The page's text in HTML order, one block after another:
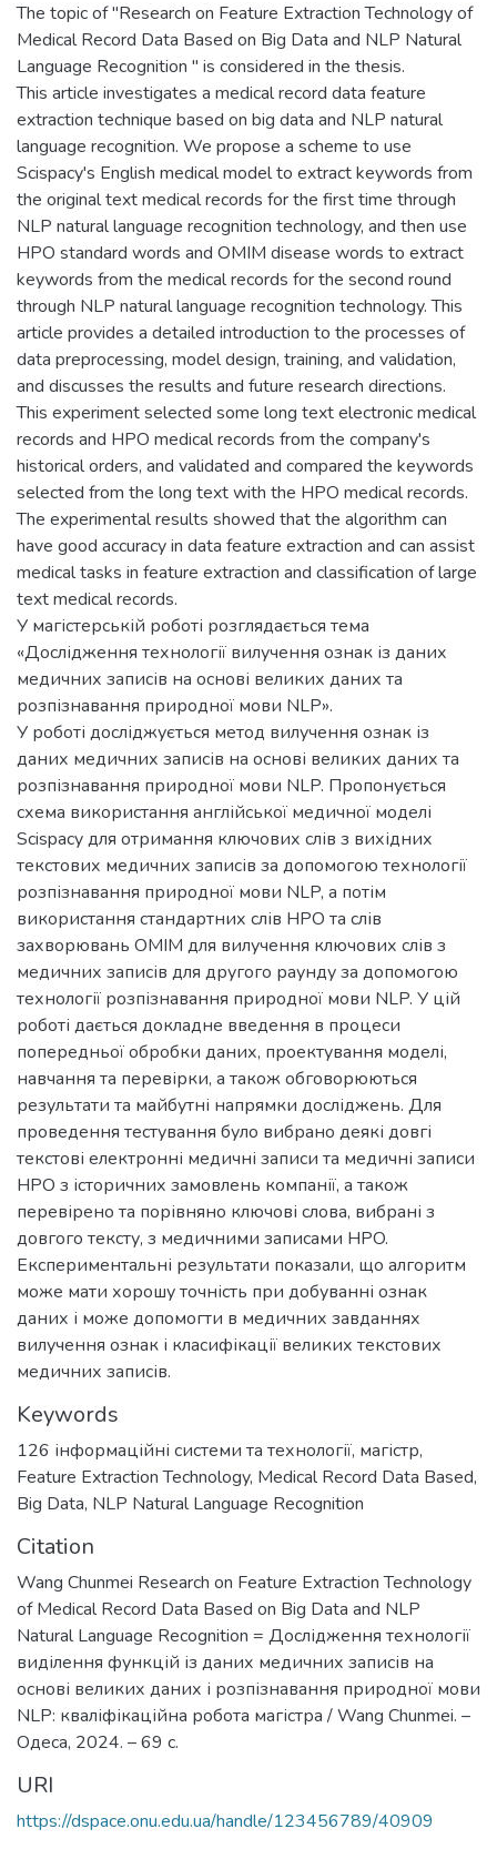
The topic of "Research on Feature Extraction Technology of
Medical Record Data Based on Big Data and NLP Natural
Language Recognition " is considered in the thesis.
This article investigates a medical record data feature
extraction technique based on big data and NLP natural
language recognition. We propose a scheme to use
Scispacy's English medical model to extract keywords from
the original text medical records for the first time through
NLP natural language recognition technology, and then use
HPO standard words and OMIM disease words to extract
keywords from the medical records for the second round
through NLP natural language recognition technology. This
article provides a detailed introduction to the processes of
data preprocessing, model design, training, and validation,
and discusses the results and future research directions.
This experiment selected some long text electronic medical
records and HPO medical records from the company's
historical orders, and validated and compared the keywords
selected from the long text with the HPO medical records.
The experimental results showed that the algorithm can
have good accuracy in data feature extraction and can assist
medical tasks in feature extraction and classification of large
text medical records.
У магістерській роботі розглядається тема
«Дослідження технології вилучення ознак із даних
медичних записів на основі великих даних та
розпізнавання природної мови NLP».
У роботі досліджується метод вилучення ознак із
даних медичних записів на основі великих даних та
розпізнавання природної мови NLP. Пропонується
схема використання англійської медичної моделі
Scispacy для отримання ключових слів з вихідних
текстових медичних записів за допомогою технології
розпізнавання природної мови NLP, а потім
використання стандартних слів HPO та слів
захворювань OMIM для вилучення ключових слів з
медичних записів для другого раунду за допомогою
технології розпізнавання природної мови NLP. У цій
роботі дається докладне введення в процеси
попередньої обробки даних, проектування моделі,
навчання та перевірки, а також обговорюються
результати та майбутні напрямки досліджень. Для
проведення тестування було вибрано деякі довгі
текстові електронні медичні записи та медичні записи
HPO з історичних замовлень компанії, а також
перевірено та порівняно ключові слова, вибрані з
довгого тексту, з медичними записами HPO.
Експериментальні результати показали, що алгоритм
може мати хорошу точність при добуванні ознак
даних і може допомогти в медичних завданнях
вилучення ознак і класифікації великих текстових
медичних записів.
Keywords
126 інформаційні системи та технології, магістр,
Feature Extraction Technology, Medical Record Data Based,
Big Data, NLP Natural Language Recognition
Citation
Wang Chunmei Research on Feature Extraction Technology
of Medical Record Data Based on Big Data and NLP
Natural Language Recognition = Дослідження технології
виділення функцій із даних медичних записів на
основі великих даних і розпізнавання природної мови
NLP: кваліфікаційна робота магістра / Wang Chunmei. –
Одеса, 2024. – 69 с.
URI
https://dspace.onu.edu.ua/handle/123456789/40909